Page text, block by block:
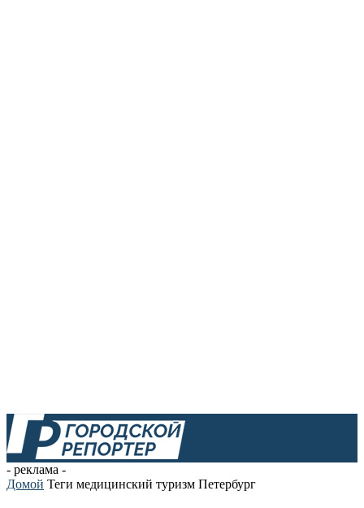
- реклама -
Домой Теги медицинский туризм Петербург